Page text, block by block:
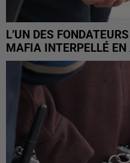
L’UN DES
MAFIA INTERPELLÉ EN